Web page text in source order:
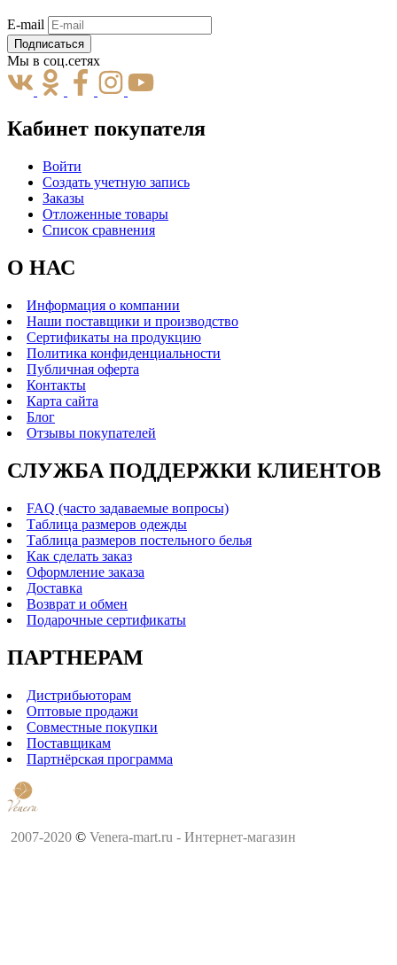
E-mail
Подписаться
Мы в соц.сетях
Кабинет покупателя
Войти
Создать учетную запись
Заказы
Отложенные товары
Список сравнения
О НАС
Информация о компании
Наши поставщики и производство
Сертификаты на продукцию
Политика конфиденциальности
Публичная оферта
Контакты
Карта сайта
Блог
Отзывы покупателей
СЛУЖБА ПОДДЕРЖКИ КЛИЕНТОВ
FAQ (часто задаваемые вопросы)
Таблица размеров одежды
Таблица размеров постельного белья
Как сделать заказ
Оформление заказа
Доставка
Возврат и обмен
Подарочные сертификаты
ПАРТНЕРАМ
Дистрибьюторам
Оптовые продажи
Совместные покупки
Поставщикам
Партнёрская программа
2007-2020 © Venera-mart.ru - Интернет-магазин